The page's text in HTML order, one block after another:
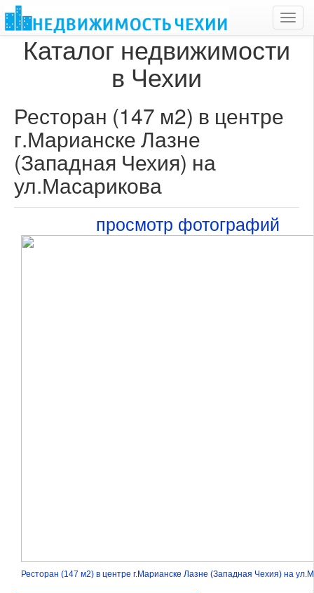
Каталог недвижимости
в Чехии
Ресторан (147 м2) в центре
г.Марианске Лазне
(Западная Чехия) на
ул.Масарикова
просмотр фотографий
Ресторан (147 м2) в центре г.Марианске Лазне (Западная Чехия) на